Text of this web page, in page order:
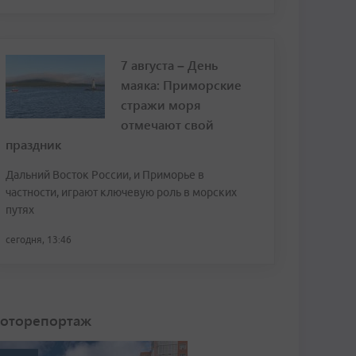
7 августа – День
маяка: Приморские
стражи моря
отмечают свой
праздник
Дальний Восток России, и Приморье в
частности, играют ключевую роль в морских
путях
сегодня, 13:46